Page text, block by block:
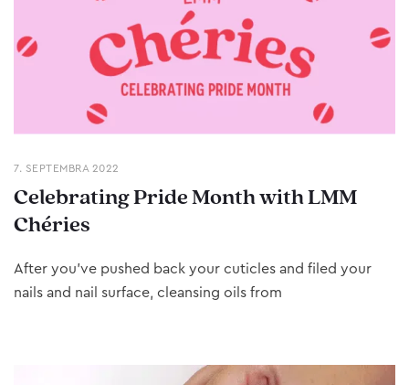
7. SEPTEMBRA 2022
Celebrating Pride Month with LMM
Chéries
After you’ve pushed back your cuticles and filed your
nails and nail surface, cleansing oils from